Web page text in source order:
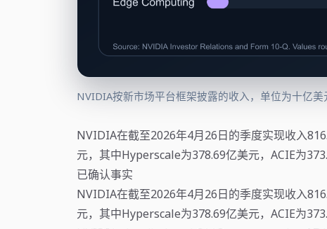
NVIDIA按新市场平台框架披露的收入，单位为十亿美
NVIDIA在截至2026年4月26日的季度实现收入
元，其中Hyperscale为378.69亿美元，ACIE为
已确认事实
NVIDIA在截至2026年4月26日的季度实现收入
元，其中Hyperscale为378.69亿美元，ACIE为